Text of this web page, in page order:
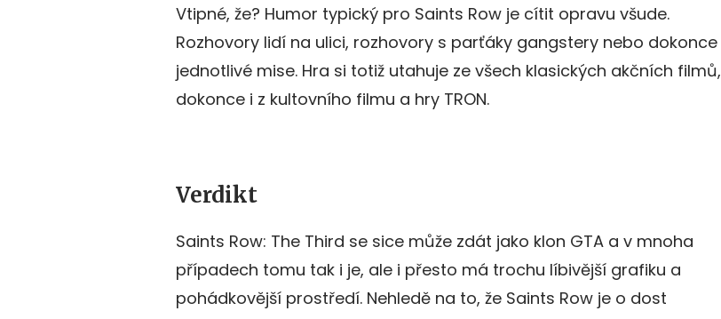
Vtipné, že? Humor typický pro Saints Row je cítit opravu všude.
Rozhovory lidí na ulici, rozhovory s parťáky gangstery nebo dokonce
jednotlivé mise. Hra si totiž utahuje ze všech klasických akčních filmů,
dokonce i z kultovního filmu a hry TRON.
Verdikt
Saints Row: The Third se sice může zdát jako klon GTA a v mnoha
případech tomu tak i je, ale i přesto má trochu líbivější grafiku a
pohádkovější prostředí. Nehledě na to, že Saints Row je o dost